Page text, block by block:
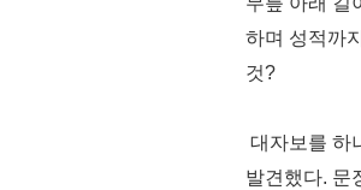
하며 성적까
것?
대자보를 하
발견했다. 문